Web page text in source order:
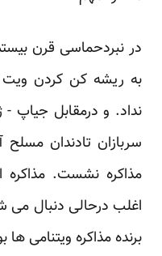
در نبردحماسی قرن
به ریشه کن کردن
نداد. و درمقابل جیاپ -
سربازان تادندان
مذاکره نشست.
اغلب درحالی دنبال
برنده مذاکره ویتنامی ها